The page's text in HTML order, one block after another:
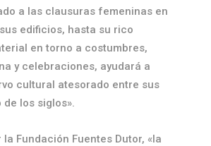
a las clausuras femeninas en
edificios, hasta su rico
en torno a costumbres,
y celebraciones, ayudará a
cultural atesorado entre sus
los siglos».
Fundación Fuentes Dutor, «la